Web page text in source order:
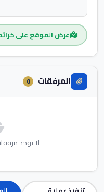
عرض الموقع على
المرفقات 0
لا توجد